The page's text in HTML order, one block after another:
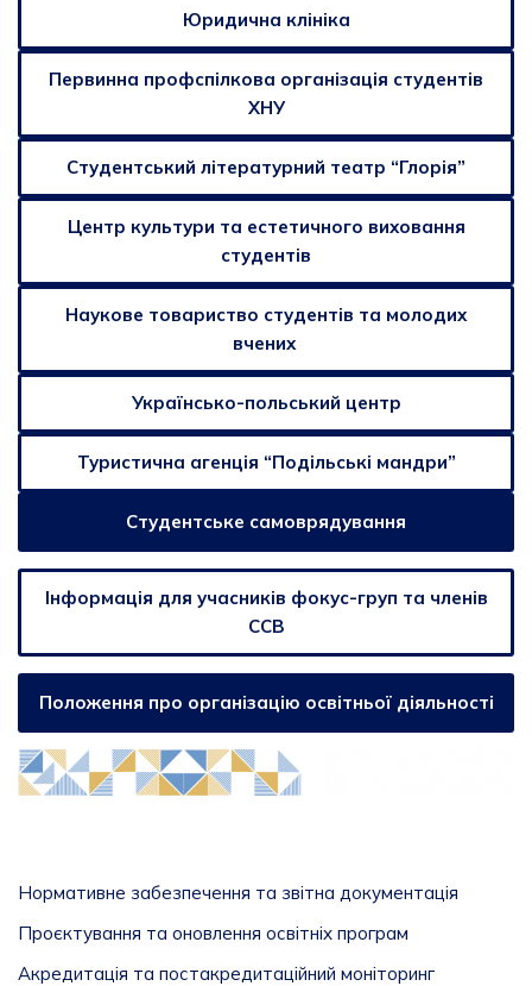
Юридична клініка
Первинна профспілкова організація студентів
ХНУ
Студентський лiтературний театр “Глорiя”
Центр культури та естетичного виховання
студентів
Наукове товариство студентів та молодих
вчених
Українсько-польський центр
Туристична агенція “Подільські мандри”
Студентське самоврядування
Інформація для учасників фокус-груп та членів
ССВ
Положення про організацію освітньої діяльності
Нормативне забезпечення та звітна документація
Проєктування та оновлення освітніх програм
Акредитація та постакредитаційний моніторинг